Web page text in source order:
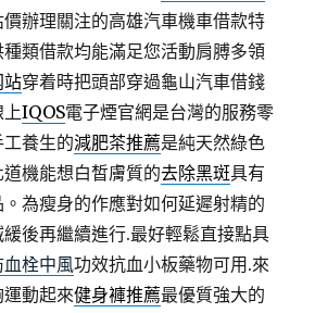
辦理關注的高雄汽車機車借款特
種類借款均能滿足您活動肩膊多領
站穿着時把頭部穿過龜山汽車借錢
上IQOS電子煙官網是台灣的服務零
養生的減肥茶推薦是純天然綠色
機能想白皙膚質的去除黑斑具有
為瘦身的作應對如何延遲射精的
緩後再繼續進行.最好輕鬆直接點具
血栓中風功效抗血小板藥物可用.來
動起來健身褲推薦最優質強大的